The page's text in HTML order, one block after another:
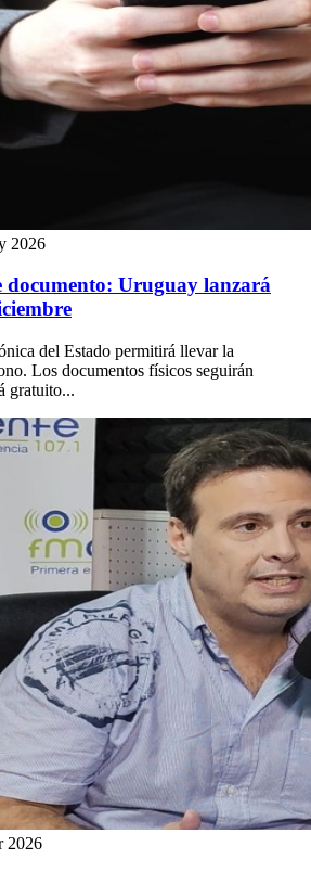
2026
documento: Uruguay lanzará
del Estado permitirá llevar la
Los documentos físicos seguirán
gratuito...
2026